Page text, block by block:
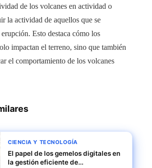
de los volcanes en actividad o
la actividad de aquellos que se
Esto destaca cómo los
impactan el terreno, sino que también
el comportamiento de los volcanes
CIENCIA Y TECNOLOGÍA
El papel de los gemelos digitales en
la gestión eficiente de